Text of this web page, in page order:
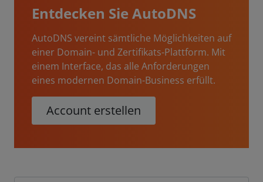
Entdecken Sie AutoDNS
AutoDNS vereint sämtliche Möglichkeiten auf
einer Domain- und Zertifikats-Plattform. Mit
einem Interface, das alle Anforderungen
eines modernen Domain-Business erfüllt.
Account erstellen